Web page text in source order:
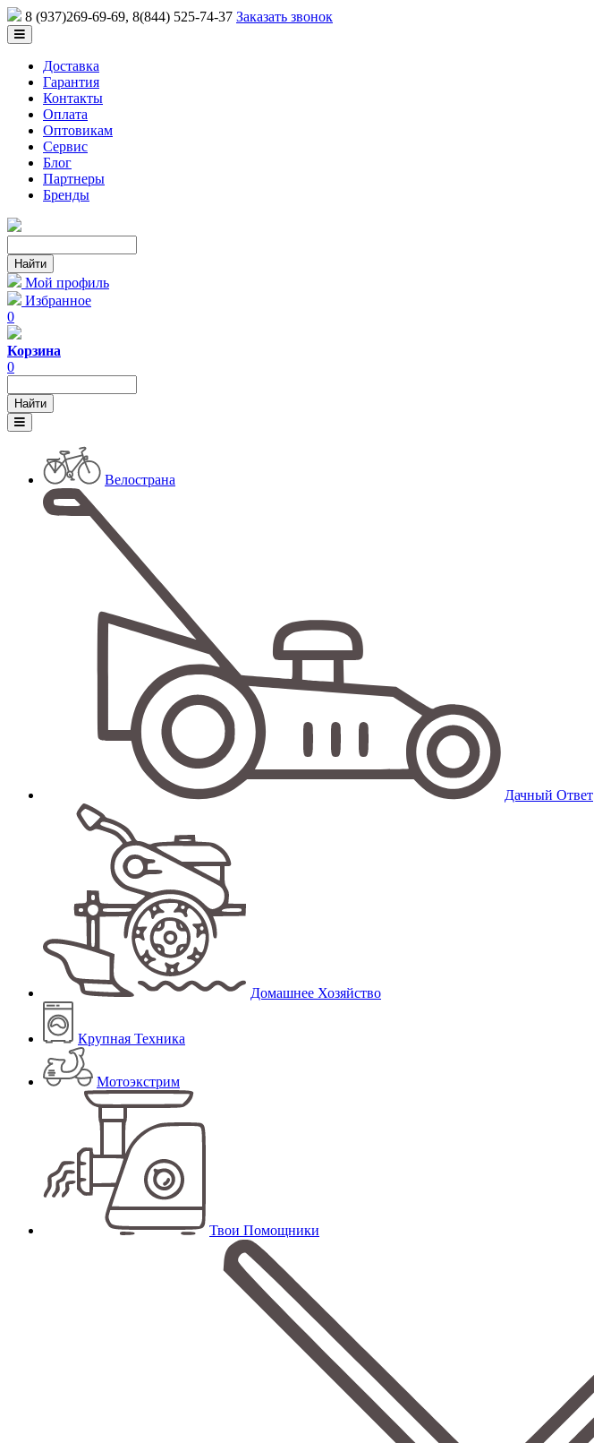
8 (937)269-69-69, 8(844) 525-74-37 Заказать звонок
Доставка
Гарантия
Контакты
Оплата
Оптовикам
Сервис
Блог
Партнеры
Бренды
Мой профиль
Избранное
0
Корзина
0
Велострана
Дачный Ответ
Домашнее Хозяйство
Крупная Техника
Мотоэкстрим
Твои Помощники